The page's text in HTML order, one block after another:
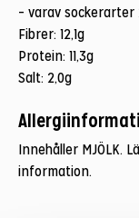
– varav sockerarter
Fibrer: 12,1g
Protein: 11,3g
Salt: 2,0g
Innehåller MJÖLK.
information.